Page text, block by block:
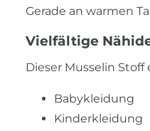
Gerade an warmen
Vielfältige
Dieser Musselin
Babykleidung
Kinderkleidung